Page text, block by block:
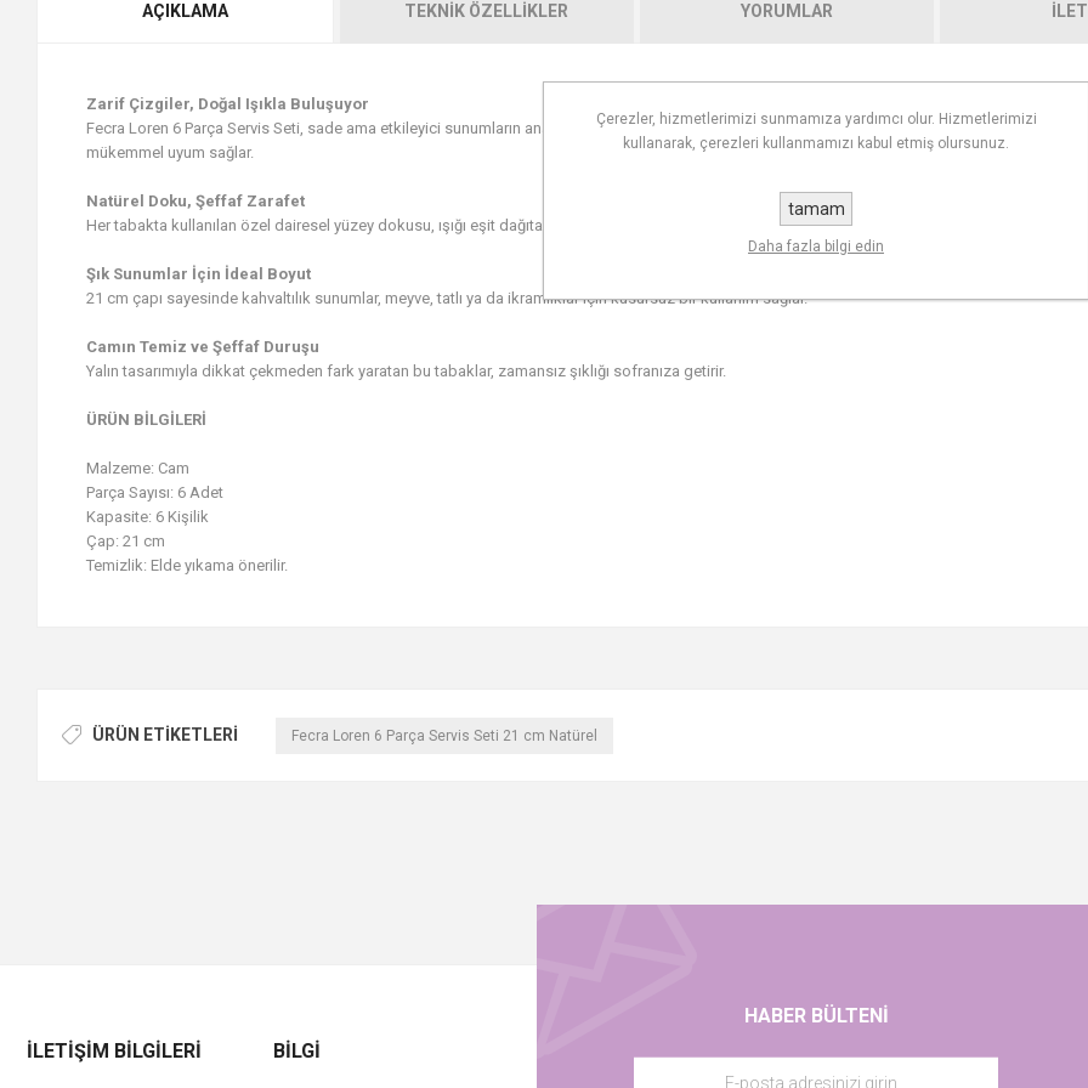
AÇIKLAMA TEKNIK ÖZELLIKLER YORUMLAR
Zarif Çizgiler, Doğal Işıkla Buluşuyor
Fecra Loren 6 Parça Servis Seti, sade ama etkileyici sunumların anahtarı. Özgün cam işçiliği ve natürel tonlar sayesinde hem klasik hem modern
mükemmel uyum sağlar.
Natürel Doku, Şeffaf Zarafet
Her tabakta kullanılan özel dairesel yüzey dokusu, ışığı eşit dağıtarak sofranıza parlak ve şık bir görünüm kazandırır.
Şık Sunumlar İçin İdeal Boyut
21 cm çapı sayesinde kahvaltılık sunumlar, meyve, tatlı ya da ikramlıklar için kusursuz bir kullanım sağlar.
Camın Temiz ve Şeffaf Duruşu
Yalın tasarımıyla dikkat çekmeden fark yaratan bu tabaklar, zamansız şıklığı sofranıza getirir.
ÜRÜN BİLGİLERİ
Malzeme: Cam
Parça Sayısı: 6 Adet
Kapasite: 6 Kişilik
Çap: 21 cm
Temizlik: Elde yıkama önerilir.
ÜRÜN ETIKETLERI Fecra Loren 6 Parça Servis Seti 21 cm Natürel
HABER BÜLTENI
İLETIŞIM BILGILERI
BILGI
Çerezler, hizmetlerimizi sunmamıza yardımcı olur. Hizmetlerimizi
kullanarak, çerezleri kullanmamızı kabul etmiş olursunuz.
tamam
Daha fazla bilgi edin